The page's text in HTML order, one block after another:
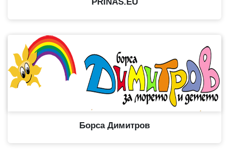
Борса Димитров